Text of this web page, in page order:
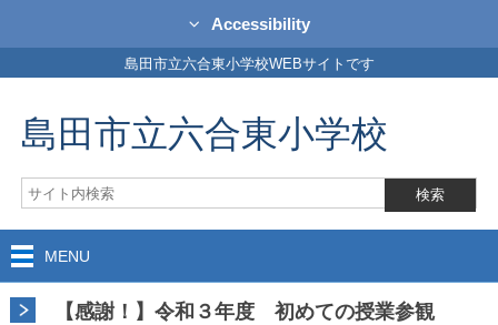
Accessibility
島田市立六合東小学校WEBサイトです
島田市立六合東小学校
MENU
【感謝！】令和３年度 初めての授業参観